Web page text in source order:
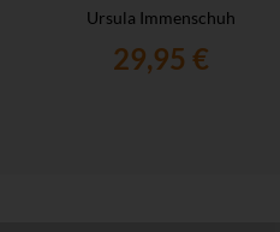
Ursula Immenschuh
29,95 €